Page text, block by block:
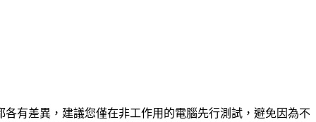
有差異，建議您僅在非工作用的電腦先行測試，避免因為不